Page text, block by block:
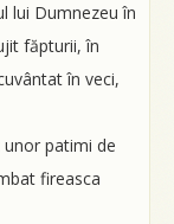
lui Dumnezeu în
făpturii, în
în veci,
patimi de
fireasca